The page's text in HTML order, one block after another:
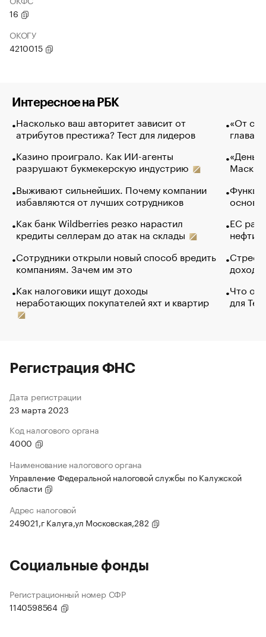
16
ОКОГУ
4210015
Интересное на РБК
Насколько ваш авторитет зависит от
атрибутов престижа? Тест для лидеров
Казино проиграло. Как ИИ-агенты
разрушают букмекерскую индустрию
Выживают сильнейших. Почему компании
избавляются от лучших сотрудников
Как банк Wildberries резко нарастил
кредиты селлерам до атак на склады
Сотрудники открыли новый способ вредить
компаниям. Зачем им это
Как налоговики ищут доходы
неработающих покупателей яхт и квартир
«От
глава
Маск в
основ
ЕС
нефти
Что
для
Регистрация ФНС
Дата регистрации
23 марта 2023
Код налогового органа
4000
Наименование налогового органа
Управление Федеральной налоговой службы по Калужской
области
Адрес налоговой
249021,г Калуга,ул Московская,282
Социальные фонды
Регистрационный номер СФР
1140598564